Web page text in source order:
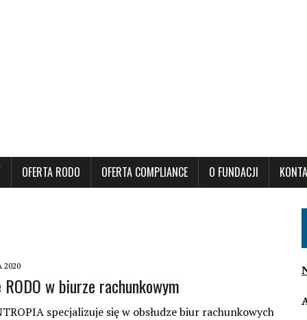
OFERTA RODO OFERTA COMPLIANCE O FUNDACJI
2020
RODO w biurze rachunkowym
specjalizuje się w obsłudze biur rachunkowych